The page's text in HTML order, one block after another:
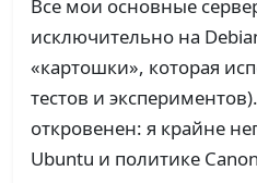
Все мои основные
исключительно на
«картошки», которая
тестов и
откровенен: я крайне
Ubuntu и политике